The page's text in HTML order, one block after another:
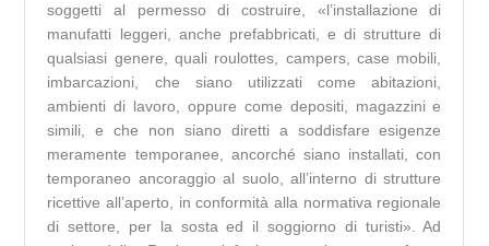
soggetti al permesso di costruire, «l’installazione di
manufatti leggeri, anche prefabbricati, e di strutture di
qualsiasi genere, quali roulottes, campers, case mobili,
imbarcazioni, che siano utilizzati come abitazioni,
ambienti di lavoro, oppure come depositi, magazzini e
simili, e che non siano diretti a soddisfare esigenze
meramente temporanee, ancorché siano installati, con
temporaneo ancoraggio al suolo, all’interno di strutture
ricettive all’aperto, in conformità alla normativa regionale
di settore, per la sosta ed il soggiorno di turisti». Ad